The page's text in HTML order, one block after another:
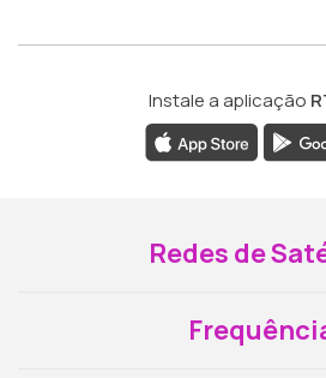
Instale a aplicação
Redes de